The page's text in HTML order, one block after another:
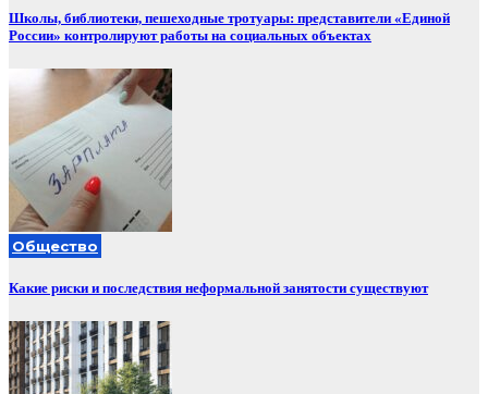
Школы, библиотеки, пешеходные тротуары: представители «Единой
России» контролируют работы на социальных объектах
Общество
Какие риски и последствия неформальной занятости существуют